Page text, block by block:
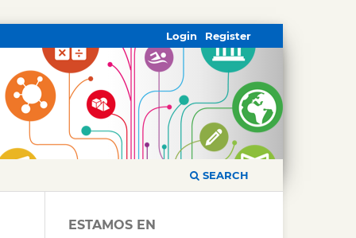
SEARCH
Register
Login
ESTAMOS EN